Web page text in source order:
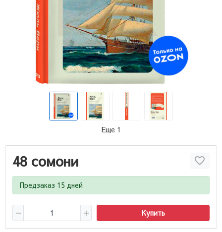
Еще 1
48 сомони
Предзаказ 15 дней
Купить